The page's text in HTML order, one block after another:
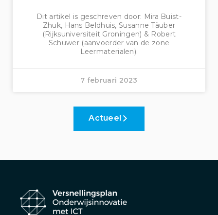
Dit artikel is geschreven door: Mira Buist-
Zhuk, Hans Beldhuis, Susanne Täuber
(Rijksuniversiteit Groningen) & Robert
Schuwer (aanvoerder van de zone
Leermaterialen).
7 februari 2023
Actueel